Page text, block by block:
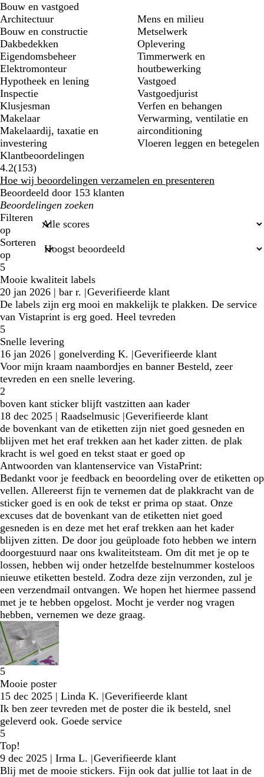
Bouw en vastgoed
Architectuur
Bouw en constructie
Dakbedekken
Eigendomsbeheer
Elektromonteur
Hypotheek en lening
Inspectie
Klusjesman
Makelaar
Makelaardij, taxatie en
investering
Mens en milieu
Metselwerk
Oplevering
Timmerwerk en
houtbewerking
Vastgoed
Vastgoedjurist
Verfen en behangen
Verwarming, ventilatie en
airconditioning
Vloeren leggen en betegelen
Klantbeoordelingen
4.2(153153
klantbeoordelingen
)
Hoe wij beoordelingen verzamelen en presenteren
Beoordeeld door 153 klanten
Mijn
zoekopdrachten
Filteren
op
Sorteren
op
5
Mooie kwaliteit labels
20 jan 2026 | bar r. |Geverifieerde klant
De labels zijn erg mooi en makkelijk te plakken. De service
van Vistaprint is erg goed. Heel tevreden
5
Snelle levering
16 jan 2026 | gonelverding K. |Geverifieerde klant
Voor mijn kraam naambordjes en banner Besteld, zeer
tevreden en een snelle levering.
2
boven kant sticker blijft vastzitten aan kader
18 dec 2025 | Raadselmusic |Geverifieerde klant
de bovenkant van de etiketten zijn niet goed gesneden en
blijven met het eraf trekken aan het kader zitten. de plak
kracht is wel goed en tekst staat er goed op
Antwoorden van klantenservice van VistaPrint:
Bedankt voor je feedback en beoordeling over de etiketten op
vellen. Allereerst fijn te vernemen dat de plakkracht van de
sticker goed is en ook de tekst er prima op staat. Onze
excuses dat de bovenkant van de etiketten niet goed
gesneden is en deze met het eraf trekken aan het kader
blijven zitten. De door jou geüploade foto hebben we intern
doorgestuurd naar ons kwaliteitsteam. Om dit met je op te
lossen, hebben wij onder hetzelfde bestelnummer kosteloos
nieuwe etiketten besteld. Zodra deze zijn verzonden, zul je
een verzendmail ontvangen. We hopen het hiermee passend
met je te hebben opgelost. Mocht je verder nog vragen
hebben, vernemen we deze graag.
5
Mooie poster
15 dec 2025 | Linda K. |Geverifieerde klant
Ik ben zeer tevreden met de poster die ik besteld, snel
geleverd ook. Goede service
5
Top!
9 dec 2025 | Irma L. |Geverifieerde klant
Blij met de mooie stickers. Fijn ook dat jullie tot laat in de